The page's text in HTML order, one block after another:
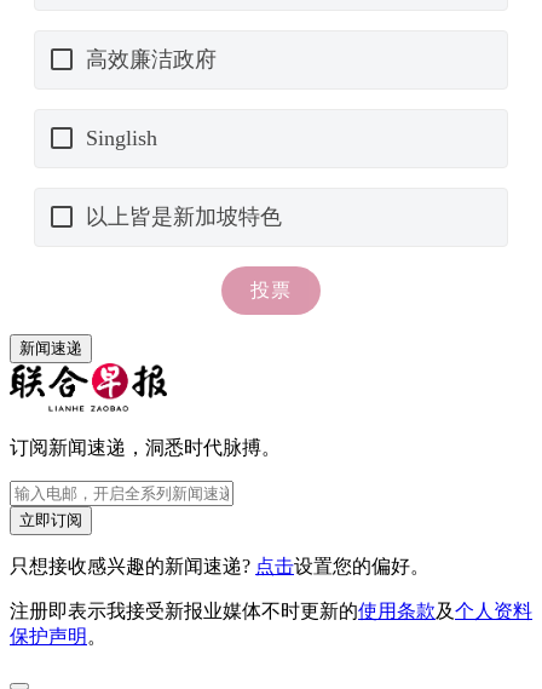
新闻速递
订阅新闻速递，洞悉时代脉搏。
立即订阅
只想接收感兴趣的新闻速递? 点击设置您的偏好。
注册即表示我接受新报业媒体不时更新的使用条款及个人资料
保护声明 。